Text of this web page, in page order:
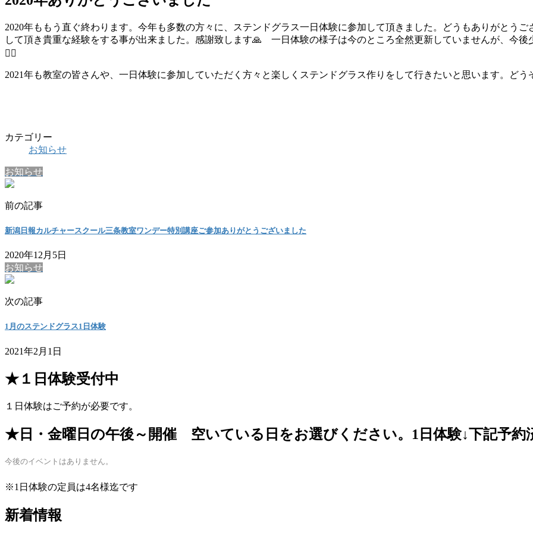
2020年ももう直ぐ終わります。今年も多数の方々に、ステンドグラス一日体験に参加して頂きました。どうもありがとう
して頂き貴重な経験をする事が出来ました。感謝致します🙏 一日体験の様子は今のところ全然更新していませんが、今
🙇‍♀️
2021年も教室の皆さんや、一日体験に参加していただく方々と楽しくステンドグラス作りをして行きたいと思います。どう
カテゴリー
お知らせ
お知らせ
前の記事
新潟日報カルチャースクール三条教室ワンデー特別講座ご参加ありがとうございました
2020年12月5日
お知らせ
次の記事
1月のステンドグラス1日体験
2021年2月1日
★１日体験受付中
１日体験はご予約が必要です。
★日・金曜日の午後～開催 空いている日をお選びください。1日体験↓下記予約
今後のイベントはありません。
※1日体験の定員は4名様迄です
新着情報